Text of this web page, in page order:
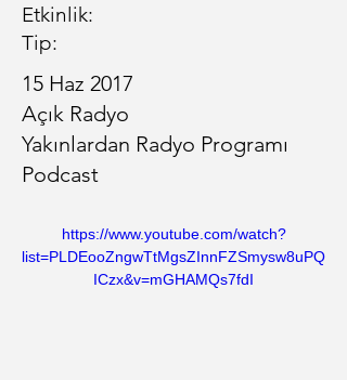
Etkinlik:
Tip:
15 Haz 2017
Açık Radyo
Yakınlardan Radyo Programı
Podcast
https://www.youtube.com/watch?
list=PLDEooZngwTtMgsZInnFZSmysw8uPQ
ICzx&v=mGHAMQs7fdI